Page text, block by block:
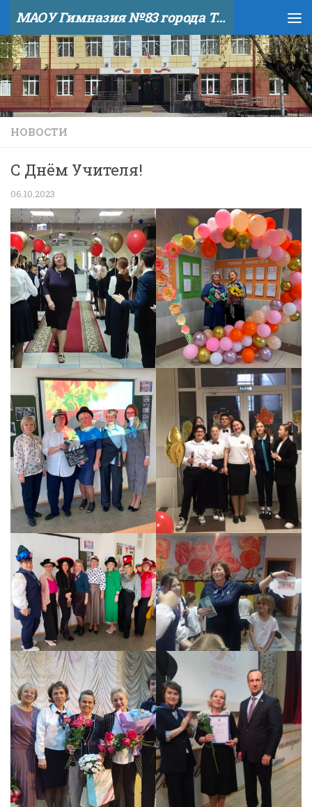
Skip to content МАОУ Гимназия №83 города Тюмени
НОВОСТИ
С Днём Учителя!
06.10.2023